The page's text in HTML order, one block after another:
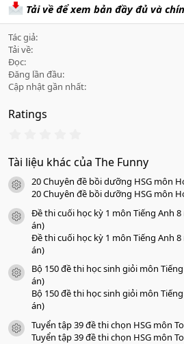
Tải về để xem bản đầy đủ và
Tác giả
Tải về
Đọc
Đăng lần đầu
Cập nhật gần nhất
Ratings
0
0
s
a
o
Tài liệu khác của The Funny
icon tài liệu
20 Chuyên đề bồi dưỡng HSG môn
20 Chuyên đề bồi dưỡng HSG môn
icon tài liệu
Đề thi cuối học kỳ 1 môn Tiếng Anh 8
án)
Đề thi cuối học kỳ 1 môn Tiếng Anh 8
án)
icon tài liệu
Bộ 150 đề thi học sinh giỏi môn
án)
Bộ 150 đề thi học sinh giỏi môn
án)
icon tài liệu
Tuyển tập 39 đề thi chọn HSG môn
Tuyển tập 39 đề thi chọn HSG môn